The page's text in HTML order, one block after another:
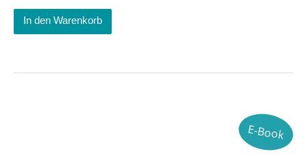
In den Warenkorb
E-Book